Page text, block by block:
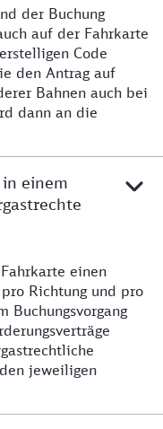
der Buchung
auf der Fahrkarte
Code
den Antrag auf
Bahnen auch bei
dann an die
einem
Vorgang
einen
Richtung und pro
Buchungsvorgang
jeweiligen